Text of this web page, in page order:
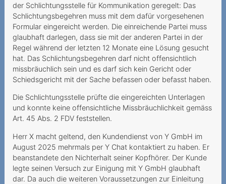
der Schlichtungsstelle für Kommunikation geregelt: Das
Schlichtungsbegehren muss mit dem dafür vorgesehenen
Formular eingereicht werden. Die einreichende Partei muss
glaubhaft darlegen, dass sie mit der anderen Partei in der
Regel während der letzten 12 Monate eine Lösung gesucht
hat. Das Schlichtungsbegehren darf nicht offensichtlich
missbräuchlich sein und es darf sich kein Gericht oder
Schiedsgericht mit der Sache befassen oder befasst haben.
Die Schlichtungsstelle prüfte die eingereichten Unterlagen
und konnte keine offensichtliche Missbräuchlichkeit gemäss
Art. 45 Abs. 2 FDV feststellen.
Herr X macht geltend, den Kundendienst von Y GmbH im
August 2025 mehrmals per Y Chat kontaktiert zu haben. Er
beanstandete den Nichterhalt seiner Kopfhörer. Der Kunde
legte seinen Versuch zur Einigung mit Y GmbH glaubhaft
dar. Da auch die weiteren Voraussetzungen zur Einleitung
Verantwortung des
Anbieters bei bestrittenen
Mehrwertdienste
Zahlungsverzug infolge
falscher Rechnungsadresse
Mehrwertdienstanbieter
missachtet gesetzliche
Vorgaben
2023
Lebenslang zum Fixpreis?
Données mobiles
coûteuses